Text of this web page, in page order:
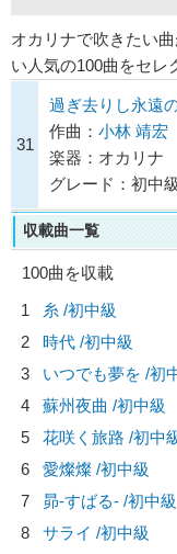
オカリナで吹きたい
い人気の100曲をセレ
31
過ぎ去りし永遠
作曲： 小林 靖宏
楽器：オカリナ
グレード：初中級
収載曲一覧
100曲を収載
1
糸 /初中級
2
時代 /初中級
3
いつでも夢を /初
4
蘇州夜曲 /初中級
5
花咲く旅路 /初中
6
愛燦燦 /初中級
7
昴-すばる- /初中級
8
サライ /初中級